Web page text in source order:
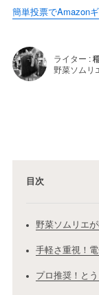
簡単投票でAmazon
ライター :
野菜ソムリ
目次
野菜ソムリエ
手軽さ重視！
プロ推奨！と